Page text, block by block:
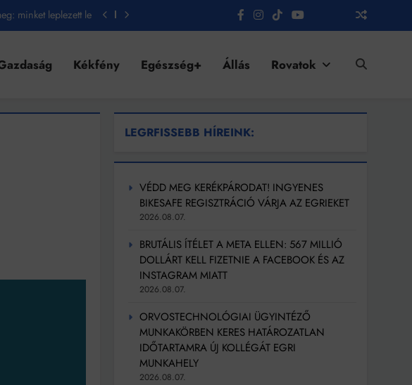
minket leplezett le
mint a szerelem
a 80-as években
ha jól van felújítva
a ponthatárhirdetés
minket leplezett le
Kékfény Egészség+ Állás Rovatok
LEGRFISSEBB HÍREINK:
VÉDD MEG KERÉKPÁRODAT! INGYENES
BIKESAFE REGISZTRÁCIÓ VÁRJA AZ EGRIEKET
2026.08.07.
BRUTÁLIS ÍTÉLET A META ELLEN: 567 MILLIÓ
DOLLÁRT KELL FIZETNIE A FACEBOOK ÉS AZ
INSTAGRAM MIATT
2026.08.07.
ORVOSTECHNOLÓGIAI ÜGYINTÉZŐ
MUNKAKÖRBEN KERES HATÁROZATLAN
IDŐTARTAMRA ÚJ KOLLÉGÁT EGRI
MUNKAHELY
2026.08.07.